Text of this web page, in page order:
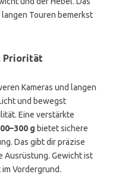
Touren bemerkst
Priorität
Kameras und langen
und bewegst
Eine verstärkte
g bietet sichere
Das gibt dir präzise
Ausrüstung. Gewicht ist
Vordergrund.